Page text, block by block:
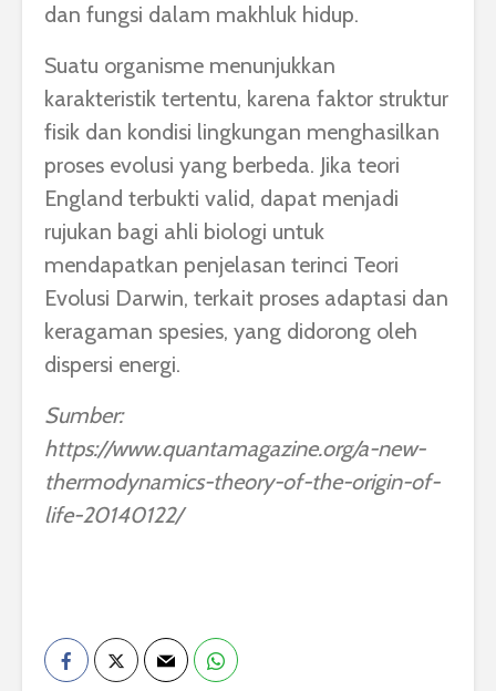
dan fungsi dalam makhluk hidup.
Suatu organisme menunjukkan
karakteristik tertentu, karena faktor struktur
fisik dan kondisi lingkungan menghasilkan
proses evolusi yang berbeda. Jika teori
England terbukti valid, dapat menjadi
rujukan bagi ahli biologi untuk
mendapatkan penjelasan terinci Teori
Evolusi Darwin, terkait proses adaptasi dan
keragaman spesies, yang didorong oleh
dispersi energi.
Sumber:
https://www.quantamagazine.org/a-new-
thermodynamics-theory-of-the-origin-of-
life-20140122/